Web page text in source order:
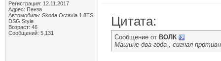
Регистрация: 12.11.2017
Адрес: Пенза
Автомобиль: Skoda Octavia 1.8TSI
DSG Style
Возраст: 46
Сообщений: 5,131
Цитата:
Сообщение от ВОЛК
Машине два года , сигнал